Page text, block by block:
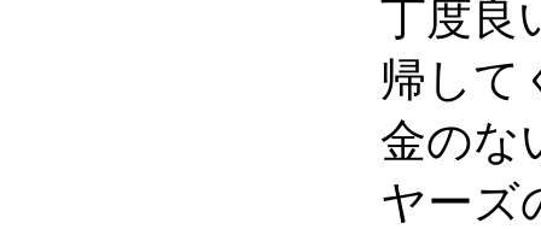
丁度良
帰して
金のな
ヤーズ